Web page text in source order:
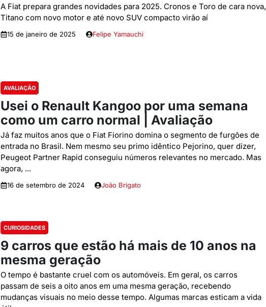
A Fiat prepara grandes novidades para 2025. Cronos e Toro de cara nova,
Titano com novo motor e até novo SUV compacto virão aí
15 de janeiro de 2025 Felipe Yamauchi
AVALIAÇÃO
Usei o Renault Kangoo por uma semana
como um carro normal | Avaliação
Já faz muitos anos que o Fiat Fiorino domina o segmento de furgões de
entrada no Brasil. Nem mesmo seu primo idêntico Pejorino, quer dizer,
Peugeot Partner Rapid conseguiu números relevantes no mercado. Mas
agora, ...
16 de setembro de 2024 João Brigato
CURIOSIDADES
9 carros que estão há mais de 10 anos na
mesma geração
O tempo é bastante cruel com os automóveis. Em geral, os carros
passam de seis a oito anos em uma mesma geração, recebendo
mudanças visuais no meio desse tempo. Algumas marcas esticam a vida